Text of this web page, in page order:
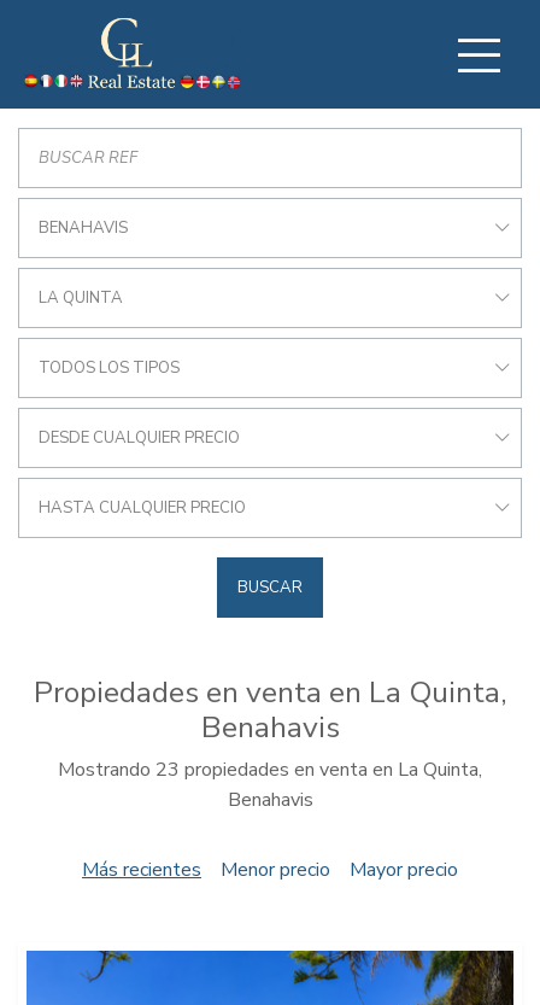
BENAHAVIS
LA QUINTA
TODOS LOS TIPOS
DESDE CUALQUIER PRECIO
HASTA CUALQUIER PRECIO
BUSCAR
Propiedades en venta en La Quinta,
Benahavis
Mostrando 23 propiedades en venta en La Quinta,
Benahavis
Más recientes Menor precio Mayor precio